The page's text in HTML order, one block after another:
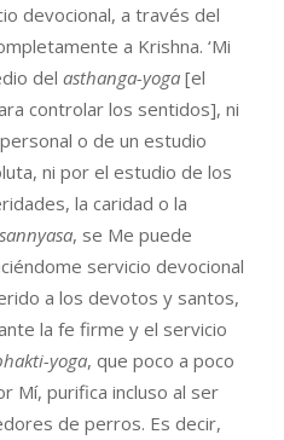
devocional, a través del
a Krishna. ‘Mi
del asthanga-yoga [el
controlar los sentidos], ni
o de un estudio
ni por el estudio de los
la caridad o la
sannyasa, se Me puede
servicio devocional
a los devotos y santos,
la fe firme y el servicio
yoga, que poco a poco
Mí, purifica incluso al ser
de perros. Es decir,